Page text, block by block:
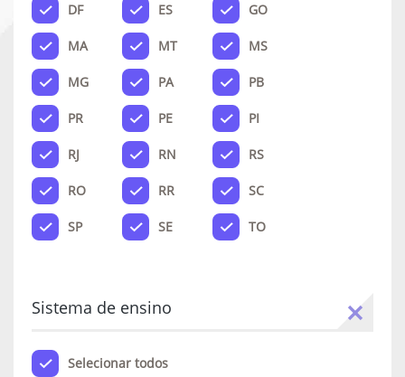
DF ES GO
MA MT MS
MG PA PB
PR PE PI
RJ RN RS
RO RR SC
SP SE TO
Sistema de ensino
Selecionar todos